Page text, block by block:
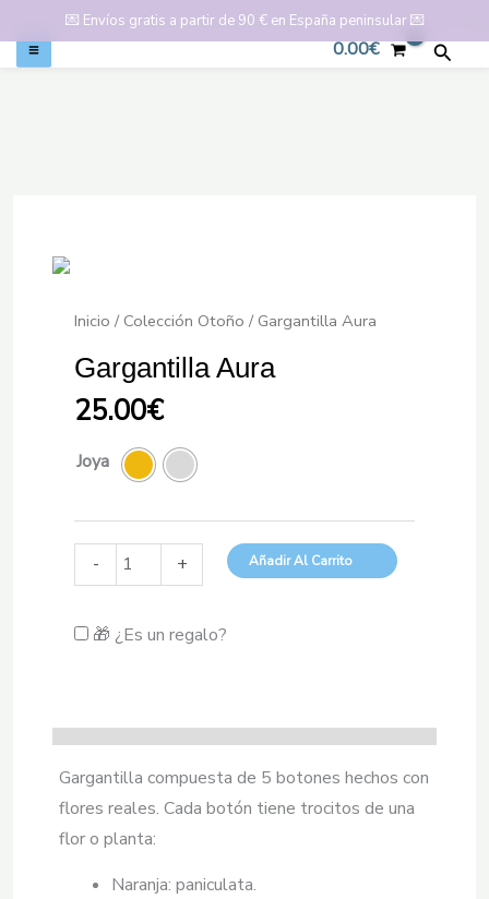
💌 Envíos gratis a partir de 90 € en España peninsular💌
0.00€
Inicio / Colección Otoño / Gargantilla Aura
Gargantilla Aura
25.00€
Joya
-
Gargantilla
Aura
+ Añadir Al Carrito
🎁 ¿Es un regalo?
Gargantilla compuesta de 5 botones hechos con
flores reales. Cada botón tiene trocitos de una
flor o planta:
Naranja: paniculata.